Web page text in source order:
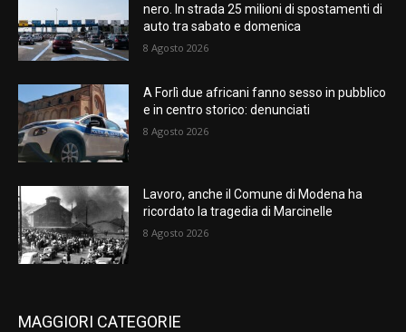
nero. In strada 25 milioni di spostamenti di
auto tra sabato e domenica
8 Agosto 2026
A Forlì due africani fanno sesso in pubblico
e in centro storico: denunciati
8 Agosto 2026
Lavoro, anche il Comune di Modena ha
ricordato la tragedia di Marcinelle
8 Agosto 2026
MAGGIORI CATEGORIE